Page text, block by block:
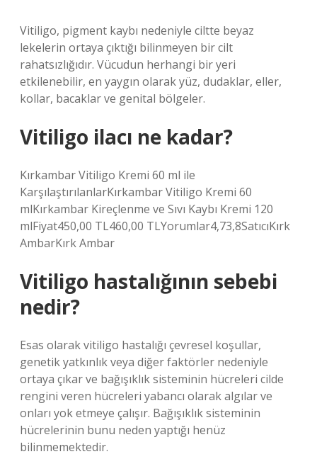
Vitiligo, pigment kaybı nedeniyle ciltte beyaz
lekelerin ortaya çıktığı bilinmeyen bir cilt
rahatsızlığıdır. Vücudun herhangi bir yeri
etkilenebilir, en yaygın olarak yüz, dudaklar, eller,
kollar, bacaklar ve genital bölgeler.
Vitiligo ilacı ne kadar?
Kırkambar Vitiligo Kremi 60 ml ile
KarşılaştırılanlarKırkambar Vitiligo Kremi 60
mlKırkambar Kireçlenme ve Sıvı Kaybı Kremi 120
mlFiyat450,00 TL460,00 TLYorumlar4,73,8SatıcıKırk
AmbarKırk Ambar
Vitiligo hastalığının sebebi
nedir?
Esas olarak vitiligo hastalığı çevresel koşullar,
genetik yatkınlık veya diğer faktörler nedeniyle
ortaya çıkar ve bağışıklık sisteminin hücreleri cilde
rengini veren hücreleri yabancı olarak algılar ve
onları yok etmeye çalışır. Bağışıklık sisteminin
hücrelerinin bunu neden yaptığı henüz
bilinmemektedir.